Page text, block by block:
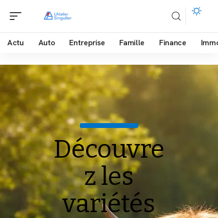
Actu Auto Entreprise Famille Finance
Découvre
z les
variétés